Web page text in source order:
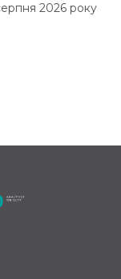
2026 року
десятьом
аналізуватиме
сесії та
стартом